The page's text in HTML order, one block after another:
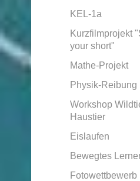
KEL-1a
Kurzfilmprojekt
your short"
Mathe-Projekt
Physik-Reibung
Workshop
Haustier
Eislaufen
Bewegtes
Fotowettbewerb